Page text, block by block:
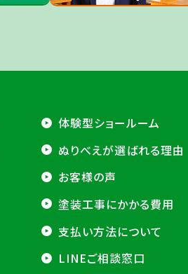
体験型ショールーム
ぬりべえが選ばれる理由
お客様の声
塗装工事にかかる費用
支払い方法について
LINEご相談窓口